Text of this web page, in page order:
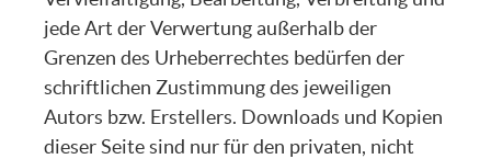
jede Art der Verwertung außerhalb der
Grenzen des Urheberrechtes bedürfen der
schriftlichen Zustimmung des jeweiligen
Autors bzw. Erstellers. Downloads und Kopien
dieser Seite sind nur für den privaten, nicht